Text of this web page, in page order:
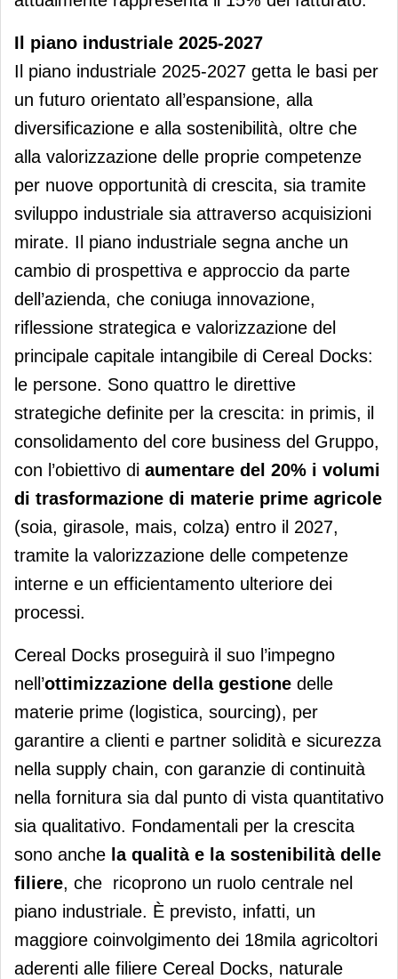
Il piano industriale 2025-2027
Il piano industriale 2025-2027 getta le basi per
un futuro orientato all’espansione, alla
diversificazione e alla sostenibilità, oltre che
alla valorizzazione delle proprie competenze
per nuove opportunità di crescita, sia tramite
sviluppo industriale sia attraverso acquisizioni
mirate. Il piano industriale segna anche un
cambio di prospettiva e approccio da parte
dell’azienda, che coniuga innovazione,
riflessione strategica e valorizzazione del
principale capitale intangibile di Cereal Docks:
le persone. Sono quattro le direttive
strategiche definite per la crescita: in primis, il
consolidamento del core business del Gruppo,
con l’obiettivo di aumentare del 20% i volumi
di trasformazione di materie prime agricole
(soia, girasole, mais, colza) entro il 2027,
tramite la valorizzazione delle competenze
interne e un efficientamento ulteriore dei
processi.
Cereal Docks proseguirà il suo l’impegno
nell’ottimizzazione della gestione delle
materie prime (logistica, sourcing), per
garantire a clienti e partner solidità e sicurezza
nella supply chain, con garanzie di continuità
nella fornitura sia dal punto di vista quantitativo
sia qualitativo. Fondamentali per la crescita
sono anche la qualità e la sostenibilità delle
filiere, che ricoprono un ruolo centrale nel
piano industriale. È previsto, infatti, un
maggiore coinvolgimento dei 18mila agricoltori
aderenti alle filiere Cereal Docks, naturale